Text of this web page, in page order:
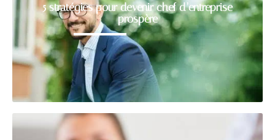
5 stratégies pour devenir chef d’entreprise
prospère